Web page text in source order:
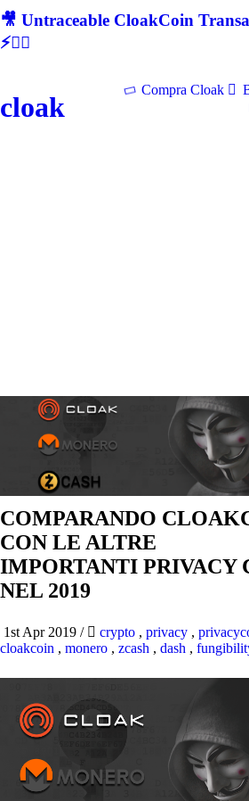
🎥 Untraceable CloakCoin
⚡🕵‍♂
cloak
Compra Cloak
COMPARANDO
CON LE ALTRE
IMPORTANTI PRIVACY
NEL 2019
1st Apr 2019 / crypto , privacy ,
cloakcoin , monero , zcash , dash ,